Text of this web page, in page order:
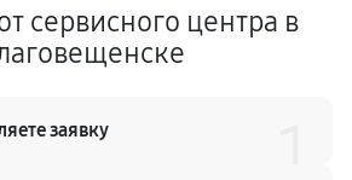
сервисного центра в
заявку